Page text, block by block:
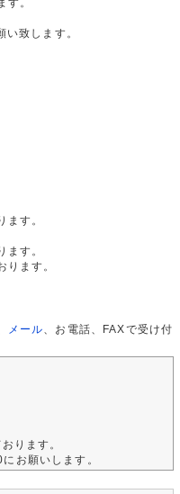
す。
致します。
ます。
ます。
ります。
メール 、お電話、FAXで受け付
ります。
お願いします。